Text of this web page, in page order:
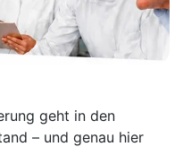
geht in den
– und genau hier